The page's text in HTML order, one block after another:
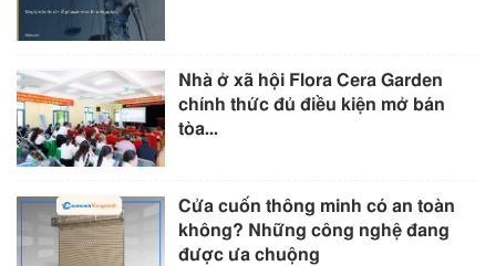
Nhà ở xã hội Flora Cera Garden
chính thức đủ điều kiện mở bán
tòa...
Cửa cuốn thông minh có an toàn
không? Những công nghệ đang
được ưa chuộng